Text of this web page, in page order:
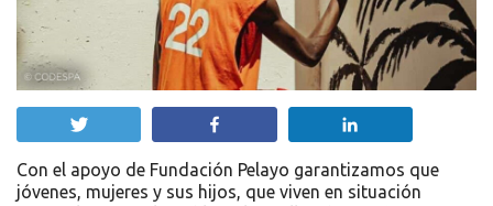
Con el apoyo de Fundación Pelayo garantizamos que
jóvenes, mujeres y sus hijos, que viven en situación